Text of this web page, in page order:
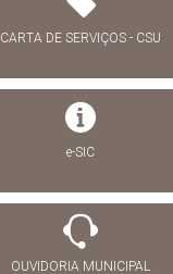
CARTA DE SERVIÇOS - CSU
e-SIC
OUVIDORIA MUNICIPAL